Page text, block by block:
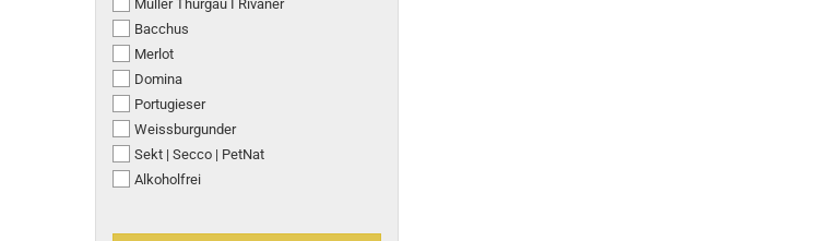
Müller Thurgau I Rivaner
Bacchus
Merlot
Domina
Portugieser
Weissburgunder
Sekt | Secco | PetNat
Alkoholfrei